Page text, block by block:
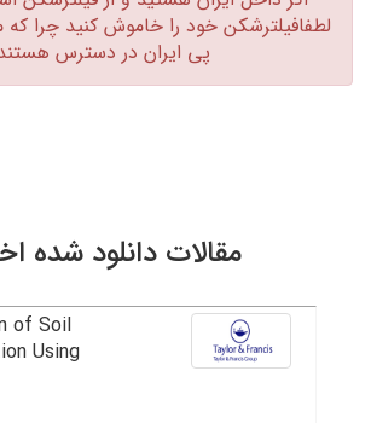
لطفافیلترشکن خود را خاموش کنید چرا که
پی ایران در دسترس هستند.‏
مقالات دانلود شده اخیر
of Soil
Using